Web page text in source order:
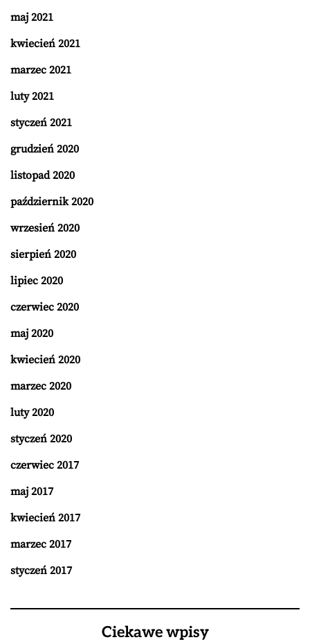
maj 2021
kwiecień 2021
marzec 2021
luty 2021
styczeń 2021
grudzień 2020
listopad 2020
październik 2020
wrzesień 2020
sierpień 2020
lipiec 2020
czerwiec 2020
maj 2020
kwiecień 2020
marzec 2020
luty 2020
styczeń 2020
czerwiec 2017
maj 2017
kwiecień 2017
marzec 2017
styczeń 2017
Ciekawe wpisy